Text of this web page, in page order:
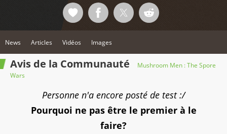
News Articles Vidéos Images
Avis de la Communauté
Mushroom Men : The Spore
Wars
Personne n'a encore posté de test :/
Pourquoi ne pas être le premier à le
faire?